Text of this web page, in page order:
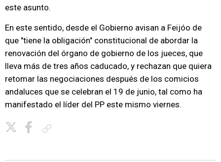
este asunto.
En este sentido, desde el Gobierno avisan a Feijóo de
que "tiene la obligación" constitucional de abordar la
renovación del órgano de gobierno de los jueces, que
lleva más de tres años caducado, y rechazan que quiera
retomar las negociaciones después de los comicios
andaluces que se celebran el 19 de junio, tal como ha
manifestado el líder del PP este mismo viernes.